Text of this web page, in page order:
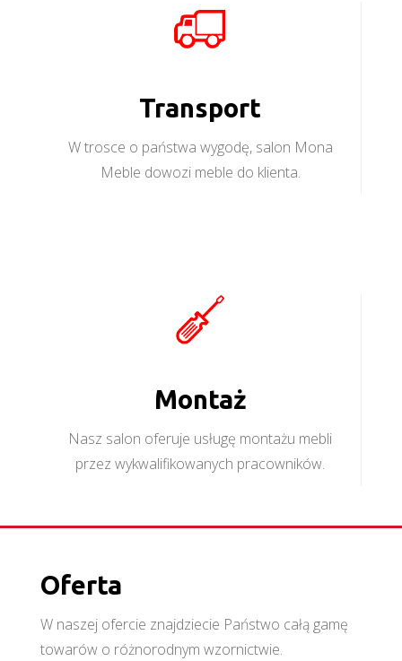
Transport
W trosce o państwa wygodę, salon Mona
Meble dowozi meble do klienta.
Montaż
Nasz salon oferuje usługę montażu mebli
przez wykwalifikowanych pracowników.
Oferta
W naszej ofercie znajdziecie Państwo całą gamę
towarów o różnorodnym wzornictwie.